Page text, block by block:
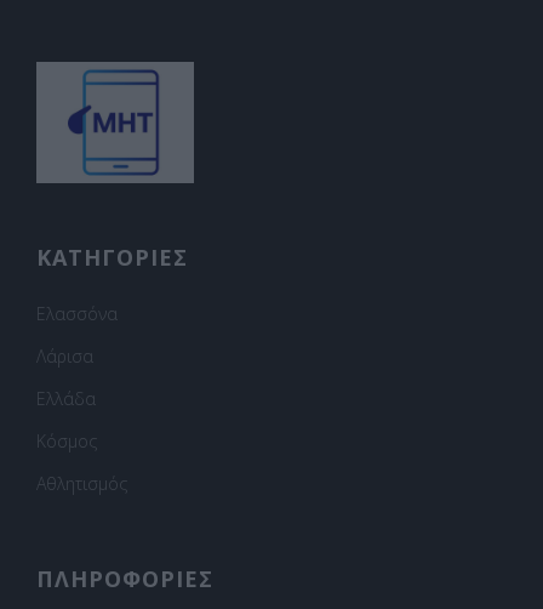
ΚΑΤΗΓΟΡΙΕΣ
Ελασσόνα
Λάρισα
Ελλάδα
Κόσμος
Αθλητισμός
ΠΛΗΡΟΦΟΡΙΕΣ